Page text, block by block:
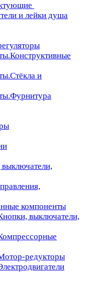
и лейки душа
и
компоненты
выключатели,
редукторы